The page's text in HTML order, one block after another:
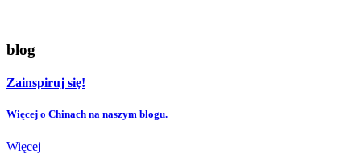
blog
Zainspiruj się!
Więcej o Chinach na naszym blogu.
Więcej